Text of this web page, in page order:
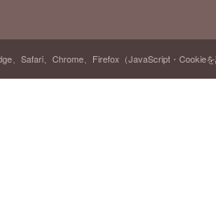
、Safari、Chrome、Firefox（JavaScript・Cookie